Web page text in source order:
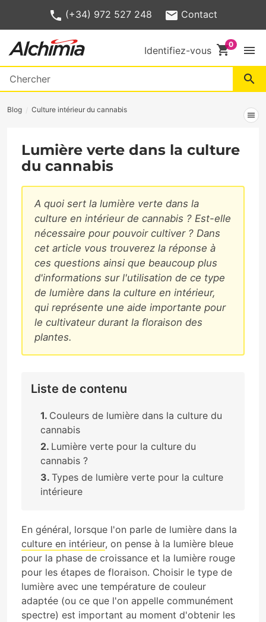
(+34) 972 527 248 Contact
Identifiez-vous shopping_cart menu
search
Blog Culture intérieur du cannabis
menu
Lumière verte dans la culture
du cannabis
A quoi sert la lumière verte dans la
culture en intérieur de cannabis ? Est-elle
nécessaire pour pouvoir cultiver ? Dans
cet article vous trouverez la réponse à
ces questions ainsi que beaucoup plus
d'informations sur l'utilisation de ce type
de lumière dans la culture en intérieur,
qui représente une aide importante pour
le cultivateur durant la floraison des
plantes.
Liste de contenu
Couleurs de lumière dans la culture du
cannabis
Lumière verte pour la culture du
cannabis ?
Types de lumière verte pour la culture
intérieure
En général, lorsque l'on parle de lumière dans la
culture en intérieur, on pense à la lumière bleue
pour la phase de croissance et la lumière rouge
pour les étapes de floraison. Choisir le type de
lumière avec une température de couleur
adaptée (ou ce que l'on appelle communément
spectre) est important au moment d'obtenir les